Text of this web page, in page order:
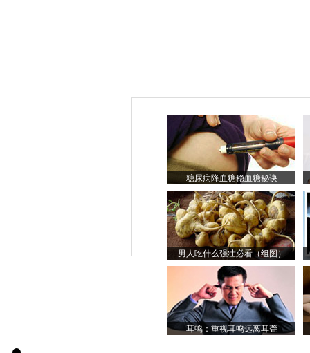
糖尿病降血糖稳血糖秘诀
男人吃什么强壮必看（组图）
耳鸣：重视耳鸣远离耳聋